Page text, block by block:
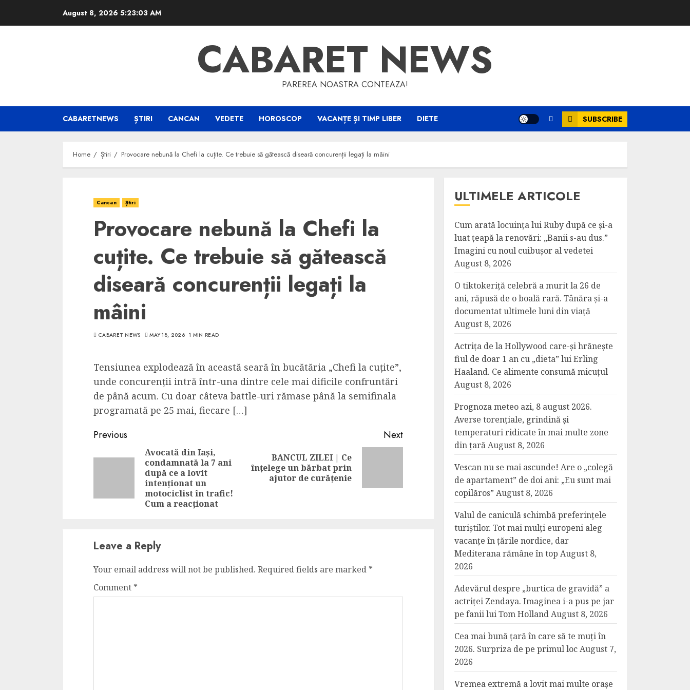
August 8, 2026 5:23:03 AM
CABARET NEWS
PAREREA NOASTRA CONTEAZA!
CABARETNEWS ȘTIRI CANCAN VEDETE HOROSCOP VACANȚE ȘI TIMP LIBER DIETE SUBSCRIBE
Home Știri Provocare nebună la Chefi la cuțite. Ce trebuie să gătească diseară concurenții legați la mâini
Cancan Știri
Provocare nebună la Chefi la
cuțite. Ce trebuie să gătească
diseară concurenții legați la
mâini
CABARET NEWS MAY 18, 2026 1 MIN READ
Tensiunea explodează în această seară în bucătăria „Chefi la cuțite”,
unde concurenții intră într-una dintre cele mai dificile confruntări
de până acum. Cu doar câteva battle-uri rămase până la semifinala
programată pe 25 mai, fiecare […]
Continue
Reading
Previous
Previous
Avocată din Iași,
condamnată la 7 ani
după ce a lovit
intenționat un
motociclist în trafic!
Cum a reacționat
Next
Next
post:
BANCUL ZILEI | Ce
înțelege un bărbat prin
ajutor de curățenie
Leave a Reply
Your email address will not be published. Required fields are marked *
Comment *
ULTIMELE ARTICOLE
Cum arată locuința lui Ruby după ce și-a
luat țeapă la renovări: „Banii s-au dus.”
Imagini cu noul cuibușor al vedetei
August 8, 2026
O tiktokeriță celebră a murit la 26 de
ani, răpusă de o boală rară. Tânăra și-a
documentat ultimele luni din viață
August 8, 2026
Actrița de la Hollywood care-și hrănește
fiul de doar 1 an cu „dieta” lui Erling
Haaland. Ce alimente consumă micuțul
August 8, 2026
Prognoza meteo azi, 8 august 2026.
Averse torențiale, grindină și
temperaturi ridicate în mai multe zone
din țarăAugust 8, 2026
Vescan nu se mai ascunde! Are o „colegă
de apartament” de doi ani: „Eu sunt mai
copilăros” August 8, 2026
Valul de caniculă schimbă preferințele
turiștilor. Tot mai mulți europeni aleg
vacanțe în țările nordice, dar
Mediterana rămâne în top August 8,
2026
Adevărul despre „burtica de gravidă” a
actriței Zendaya. Imaginea i-a pus pe jar
pe fanii lui Tom HollandAugust 8, 2026
Cea mai bună țară în care să te muți în
2026. Surpriza de pe primul locAugust 7,
2026
Vremea extremă a lovit mai multe orașe